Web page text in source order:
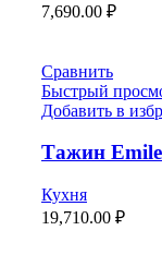
7,690.00 ₽
Сравнить
Быстрый
Добавить в
Тажин Emile
Кухня
19,710.00 ₽